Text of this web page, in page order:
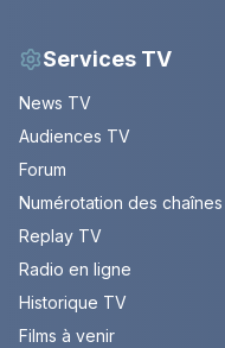
Services TV
News TV
Audiences TV
Forum
Numérotation des chaînes
Replay TV
Radio en ligne
Historique TV
Films à venir